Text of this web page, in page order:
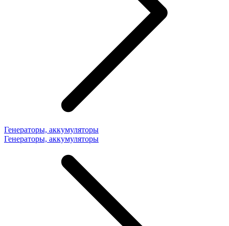
Генераторы, аккумуляторы
Генераторы, аккумуляторы